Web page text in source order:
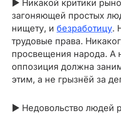
► Никакой критики
загоняющей простых
нищету, и безработицу.
трудовые права.
просвещения народа. А
оппозиция должна
этим, а не грызнёй за
► Недовольство людей